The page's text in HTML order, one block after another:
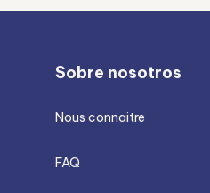
Sobre nosotros
Nous connaitre
FAQ